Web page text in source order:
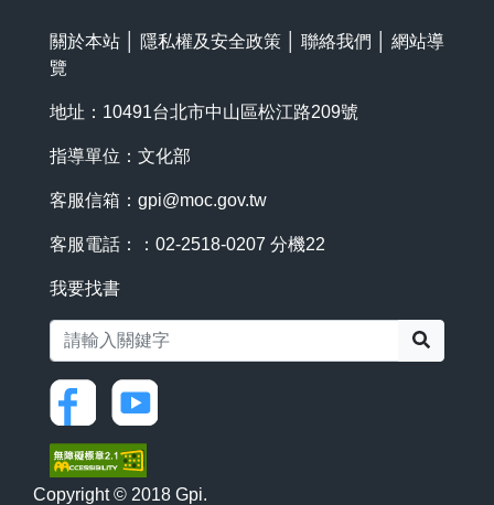
關於本站 隱私權及安全政策 聯絡我們
網站導
覽
地址：10491台北市中山區松江路209號
指導單位：文化部
客服信箱： gpi@moc.gov.tw
客服電話：：02-2518-0207 分機22
我要找書
Copyright © 2018 Gpi.